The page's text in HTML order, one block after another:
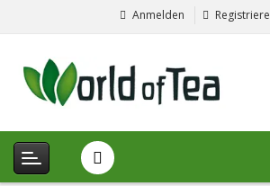
Anmelden